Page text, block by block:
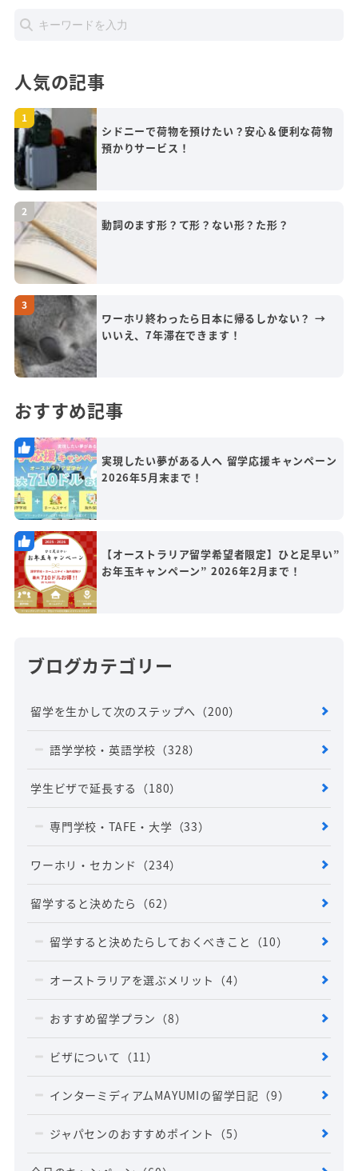
人気の記事
シドニーで荷物を預けたい？安心＆便利な荷物
預かりサービス！
動詞のます形？て形？ない形？た形？
ワーホリ終わったら日本に帰るしかない？ →
いいえ、7年滞在できます！
おすすめ記事
実現したい夢がある人へ 留学応援キャンペーン
2026年5月末まで！
【オーストラリア留学希望者限定】ひと足早い”
お年玉キャンペーン” 2026年2月まで！
ブログカテゴリー
留学を生かして次のステップへ （200）
語学学校・英語学校 （328）
学生ビザで延長する （180）
専門学校・TAFE・大学 （33）
ワーホリ・セカンド （234）
留学すると決めたら （62）
留学すると決めたらしておくべきこと （10）
オーストラリアを選ぶメリット （4）
おすすめ留学プラン （8）
ビザについて （11）
インターミディアムMAYUMIの留学日記 （9）
ジャパセンのおすすめポイント （5）